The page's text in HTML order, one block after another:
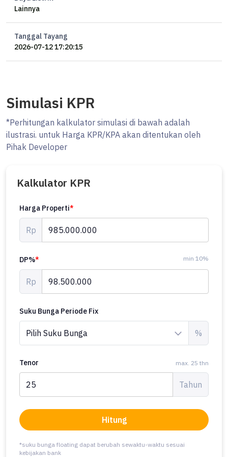
Lainnya
Tanggal Tayang
2026-07-12 17:20:15
Simulasi KPR
*Perhitungan kalkulator simulasi di bawah adalah
ilustrasi. untuk Harga KPR/KPA akan ditentukan oleh
Pihak Developer
Kalkulator KPR
Harga Properti*
Rp
DP%* min 10%
Rp
Suku Bunga Periode Fix
%
Tenor max. 25 thn
Tahun
Hitung
*suku bunga floating dapat berubah sewaktu-waktu sesuai
kebijakan bank